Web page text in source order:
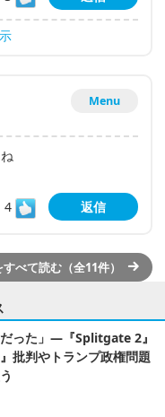
Menu
4
返信
べて読む（全11件）
だった」―『Splitgate 2』
批判やトランプ政権問題